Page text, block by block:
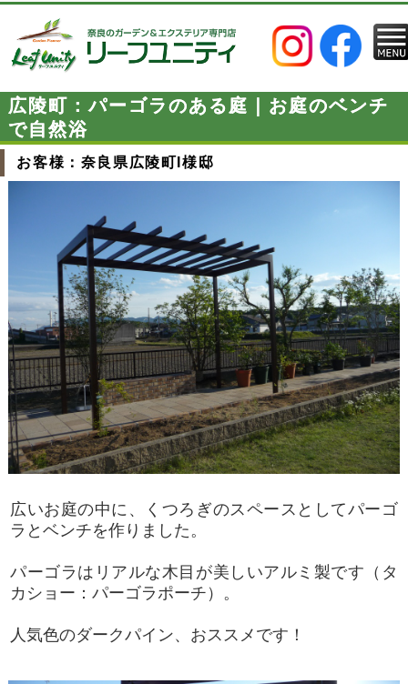
広陵町：パーゴラのある庭｜お庭のベンチ
で自然浴
お客様：奈良県広陵町I様邸
広いお庭の中に、くつろぎのスペースとしてパーゴ
ラとベンチを作りました。
パーゴラはリアルな木目が美しいアルミ製です（タ
カショー：パーゴラポーチ）。
人気色のダークパイン、おススメです！